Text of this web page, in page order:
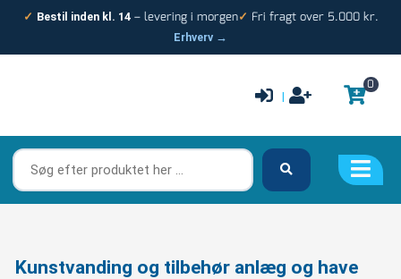
✓ Bestil inden kl. 14– levering i morgen✓ Fri fragt over 5.000 kr.
Erhverv →
|
0
Søg
efter
produktet
Kunstvanding og tilbehør anlæg og have
Sorteret